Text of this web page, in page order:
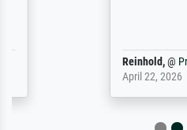
ProvenExpert
April 22, 2026